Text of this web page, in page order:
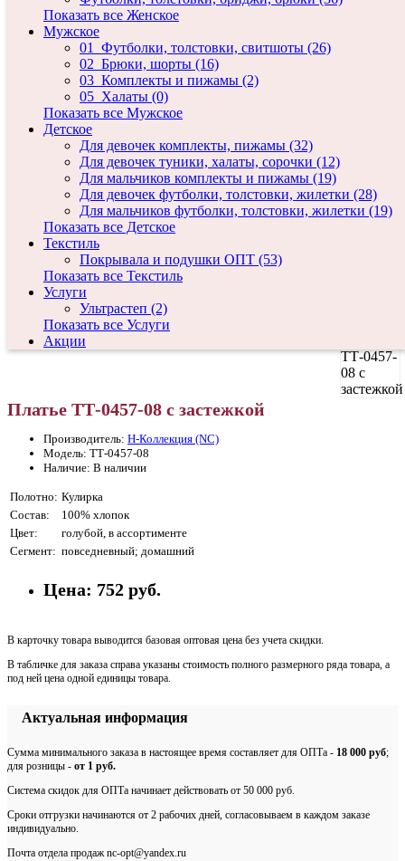
Показать все Женское
Мужское
01_Футболки, толстовки, свитшоты (26)
02_Брюки, шорты (16)
03_Комплекты и пижамы (2)
05_Халаты (0)
Показать все Мужское
Детское
Для девочек комплекты, пижамы (32)
Для девочек туники, халаты, сорочки (12)
Для мальчиков комплекты и пижамы (19)
Для девочек футболки, толстовки, жилетки (28)
Для мальчиков футболки, толстовки, жилетки (19)
Показать все Детское
Текстиль
Покрывала и подушки ОПТ (53)
Показать все Текстиль
Услуги
Ультрастеп (2)
Показать все Услуги
Акции
Платье ТТ-0457-08 с застежкой
Производитель: Н-Коллекция (NC)
Модель: ТТ-0457-08
Наличие: В наличии
Полотно: Кулирка
Состав:
100% хлопок
Цвет:
голубой, в ассортименте
Сегмент: повседневный; домашний
Цена: 752 руб.
В карточку товара выводится базовая оптовая цена без учета скидки.
В табличке для заказа справа указаны стоимость полного размерного ряда товара, а
под ней цена одной единицы товара.
Актуальная информация
Сумма минимального заказа в настоящее время составляет для ОПТа - 18 000 руб;
для розницы - от 1 руб.
Система скидок для ОПТа начинает действовать от 50 000 руб.
Сроки отгрузки начинаются от 2 рабочих дней, согласовываем в каждом заказе
индивидуально.
Почта отдела продаж nc-opt@yandex.ru